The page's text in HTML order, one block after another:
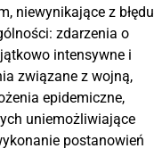
niewynikające z błędu
zdarzenia o
intensywne i
związane z wojną,
epidemiczne,
uniemożliwiające
postanowień